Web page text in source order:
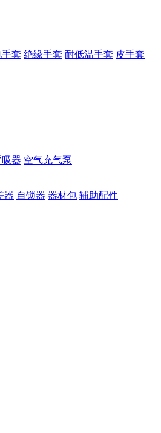
手套 绝缘手套 耐低温手套 皮手套
器 空气充气泵
器 自锁器 器材包 辅助配件